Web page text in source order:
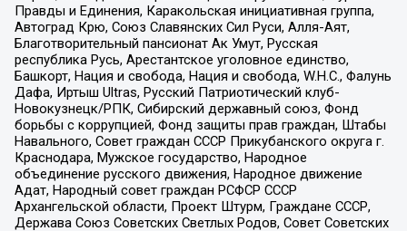
Правды и Единения, Каракольская инициативная группа,
Автоград Крю, Союз Славянских Сил Руси, Алля-Аят,
Благотворительный пансионат Ак Умут, Русская
республика Русь, Арестантское уголовное единство,
Башкорт, Нация и свобода, Нация и свобода, W.H.С., Фалунь
Дафа, Иртыш Ultras, Русский Патриотический клуб-
Новокузнецк/РПК, Сибирский державный союз, Фонд
борьбы с коррупцией, Фонд защиты прав граждан, Штабы
Навального, Совет граждан СССР Прикубанского округа г.
Краснодара, Мужское государство, Народное
объединение русского движения, Народное движение
Адат, Народный совет граждан РСФСР СССР
Архангельской области, Проект Штурм, Граждане СССР,
Держава Союз Советских Светлых Родов, Совет Советских